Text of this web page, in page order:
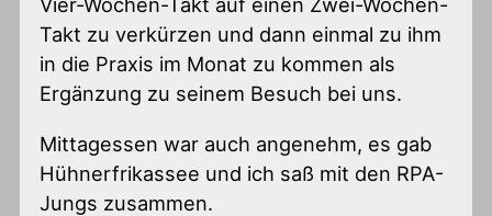
Takt zu verkürzen und dann einmal zu ihm
in die Praxis im Monat zu kommen als
Ergänzung zu seinem Besuch bei uns.
Mittagessen war auch angenehm, es gab
Hühnerfrikassee und ich saß mit den RPA-
Jungs zusammen.